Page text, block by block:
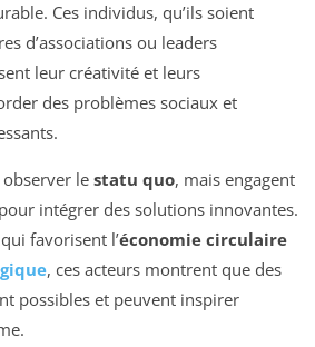
Ces individus, qu’ils soient
d’associations ou leaders
leur créativité et leurs
des problèmes sociaux et
le statu quo, mais engagent
intégrer des solutions innovantes.
favorisent l’économie circulaire
, ces acteurs montrent que des
possibles et peuvent inspirer